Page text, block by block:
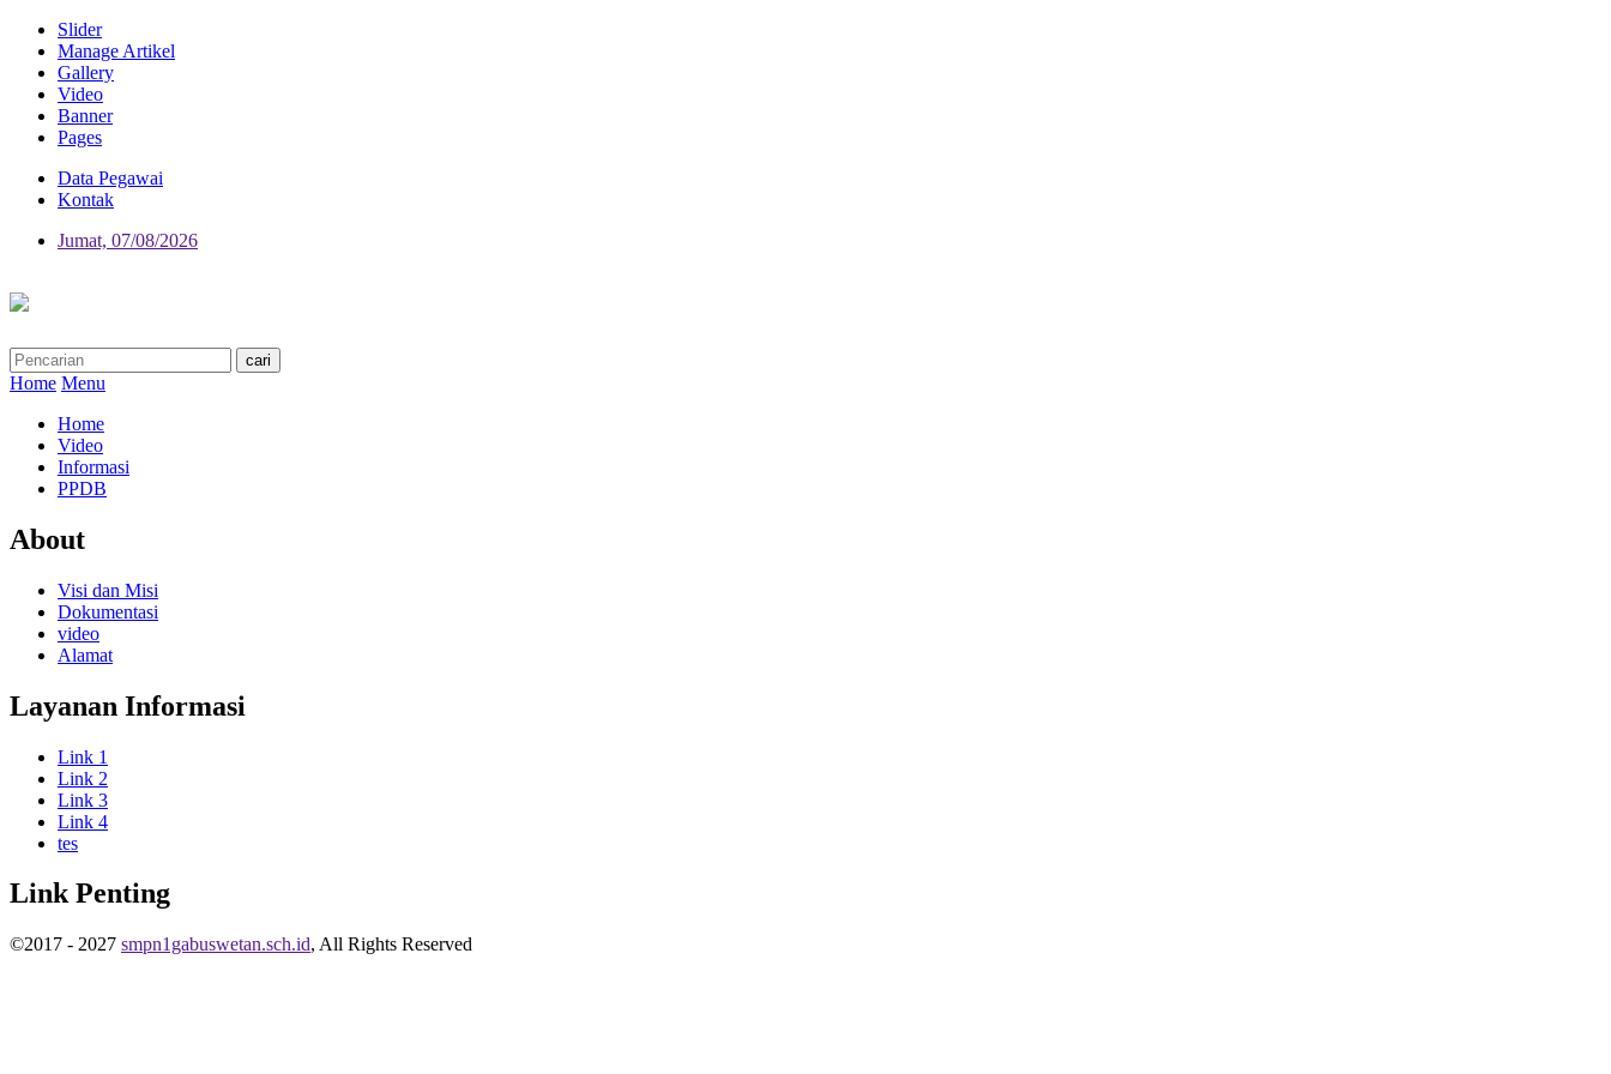
Slider
Manage Artikel
Gallery
Video
Banner
Pages
Data Pegawai
Kontak
Jumat, 07/08/2026
Home Menu
Home
Video
Informasi
PPDB
About
Visi dan Misi
Dokumentasi
video
Alamat
Layanan Informasi
Link 1
Link 2
Link 3
Link 4
tes
Link Penting
©2017 - 2027 smpn1gabuswetan.sch.id, All Rights Reserved